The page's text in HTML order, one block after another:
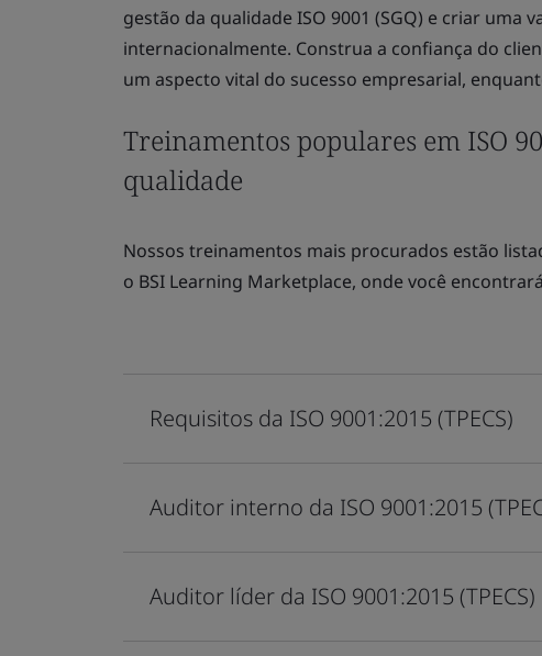
gestão da qualidade ISO 9001 (SGQ) e criar uma
internacionalmente. Construa a confiança do
um aspecto vital do sucesso empresarial,
Treinamentos populares em ISO
qualidade
Nossos treinamentos mais procurados estão
o BSI Learning Marketplace, onde você
Requisitos da ISO 9001:2015 (TPECS)
Auditor interno da ISO 9001:2015
Auditor líder da ISO 9001:2015 (TPECS)